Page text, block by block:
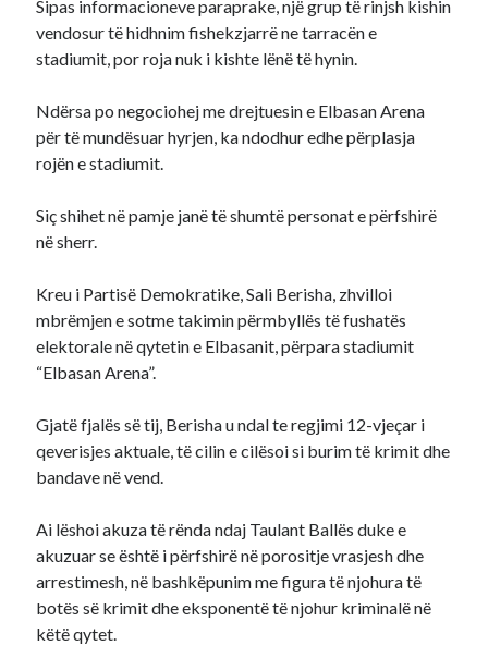
Sipas informacioneve paraprake, një grup të rinjsh kishin
vendosur të hidhnim fishekzjarrë ne tarracën e
stadiumit, por roja nuk i kishte lënë të hynin.
Ndërsa po negociohej me drejtuesin e Elbasan Arena
për të mundësuar hyrjen, ka ndodhur edhe përplasja
rojën e stadiumit.
Siç shihet në pamje janë të shumtë personat e përfshirë
në sherr.
Kreu i Partisë Demokratike, Sali Berisha, zhvilloi
mbrëmjen e sotme takimin përmbyllës të fushatës
elektorale në qytetin e Elbasanit, përpara stadiumit
“Elbasan Arena”.
Gjatë fjalës së tij, Berisha u ndal te regjimi 12-vjeçar i
qeverisjes aktuale, të cilin e cilësoi si burim të krimit dhe
bandave në vend.
Ai lëshoi akuza të rënda ndaj Taulant Ballës duke e
akuzuar se është i përfshirë në porositje vrasjesh dhe
arrestimesh, në bashkëpunim me figura të njohura të
botës së krimit dhe eksponentë të njohur kriminalë në
këtë qytet.